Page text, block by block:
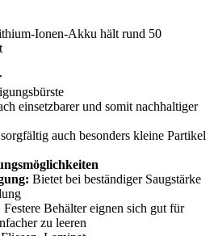
Ionen-Akku hält rund 50
einsetzbarer und somit nachhaltiger
auch besonders kleine Partikel
Bietet bei beständiger Saugstärke
Festere Behälter eignen sich gut für
zu leeren